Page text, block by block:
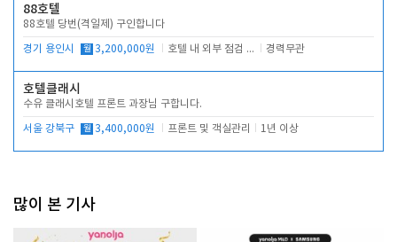
88호텔
88호텔 당번(격일제) 구인합니다
경기 용인시 월 3,200,000원 호텔 내 외부 점검 및 프런트 운영 경력무관
호텔클래시
수유 클래시호텔 프론트 과장님 구합니다.
서울 강북구 월 3,400,000원 프론트 및 객실관리 1년 이상
많이 본 기사